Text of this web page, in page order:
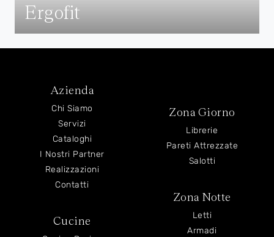
Ergofit
Azienda
Chi Siamo
Servizi
Cataloghi
I Nostri Partner
Realizzazioni
Contatti
Cucine
Zona Giorno
Librerie
Pareti Attrezzate
Salotti
Zona Notte
Letti
Armadi